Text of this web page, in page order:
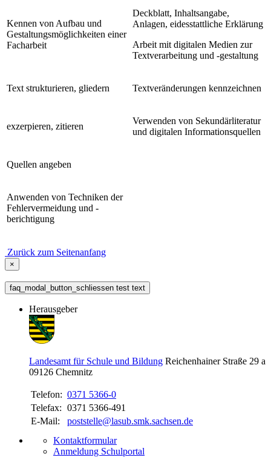
Kennen von Aufbau und
Gestaltungsmöglichkeiten einer
Facharbeit
Deckblatt, Inhaltsangabe,
Anlagen, eidesstattliche Erklärung
Arbeit mit digitalen Medien zur
Textverarbeitung und -gestaltung
Text strukturieren, gliedern Textveränderungen kennzeichnen
exzerpieren, zitieren
Verwenden von Sekundärliteratur
und digitalen Informationsquellen
Quellen angeben
Anwenden von Techniken der
Fehlervermeidung und -
berichtigung
Zurück zum Seitenanfang
×
faq_modal_button_schliessen test text
Herausgeber
Landesamt für Schule und Bildung Reichenhainer Straße 29 a
09126 Chemnitz
Telefon: 0371 5366-0
Telefax: 0371 5366-491
E-Mail:
poststelle@lasub.smk.sachsen.de
Kontaktformular
Anmeldung Schulportal